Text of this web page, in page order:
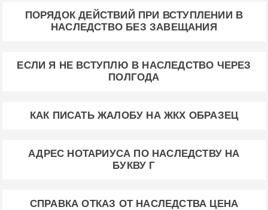
ПОРЯДОК ДЕЙСТВИЙ ПРИ ВСТУПЛЕНИИ В
НАСЛЕДСТВО БЕЗ ЗАВЕЩАНИЯ
ЕСЛИ Я НЕ ВСТУПЛЮ В НАСЛЕДСТВО ЧЕРЕЗ
ПОЛГОДА
КАК ПИСАТЬ ЖАЛОБУ НА ЖКХ ОБРАЗЕЦ
АДРЕС НОТАРИУСА ПО НАСЛЕДСТВУ НА
БУКВУ Г
СПРАВКА ОТКАЗ ОТ НАСЛЕДСТВА ЦЕНА